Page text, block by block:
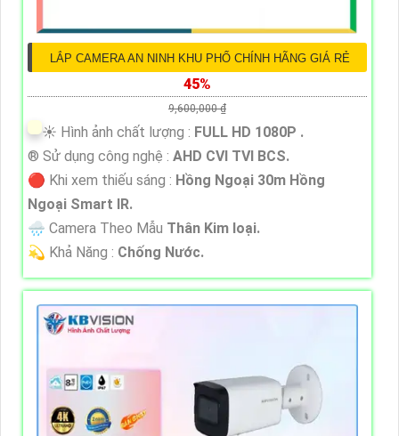
LẮP CAMERA AN NINH KHU PHỐ CHÍNH HÃNG GIÁ RẺ
45%
9,600,000 ₫
☀️ Hình ảnh chất lượng : FULL HD 1080P .
®️ Sử dụng công nghệ : AHD CVI TVI BCS.
🔴 Khi xem thiếu sáng : Hồng Ngoại 30m Hồng
Ngoại Smart IR.
🌧️ Camera Theo Mẫu Thân Kim loại.
️💫 Khả Năng : Chống Nước.